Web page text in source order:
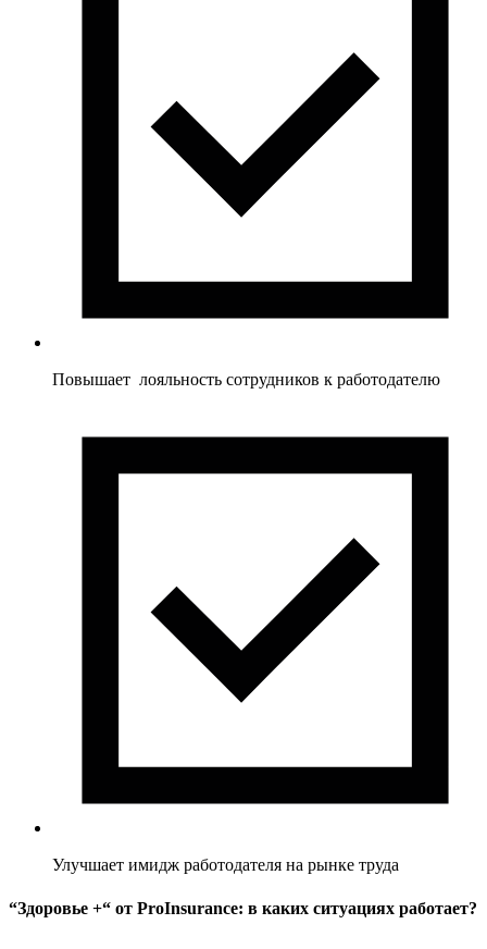
Повышает лояльность сотрудников к работодателю
Улучшает имидж работодателя на рынке труда
“Здоровье +“ от ProInsurance: в каких ситуациях работает?